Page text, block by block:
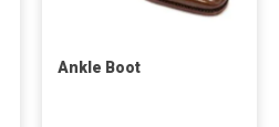
Ankle Boot